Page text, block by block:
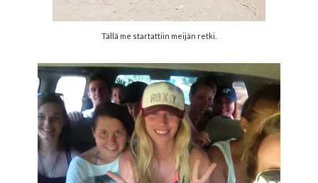
Tällä me startattiin meijän retki.